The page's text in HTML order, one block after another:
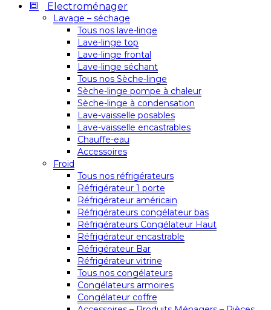
Electroménager
Lavage – séchage
Tous nos lave-linge
Lave-linge top
Lave-linge frontal
Lave-linge séchant
Tous nos Sèche-linge
Sèche-linge pompe à chaleur
Sèche-linge à condensation
Lave-vaisselle posables
Lave-vaisselle encastrables
Chauffe-eau
Accessoires
Froid
Tous nos réfrigérateurs
Réfrigérateur 1 porte
Réfrigérateur américain
Réfrigérateurs congélateur bas
Réfrigérateurs Congélateur Haut
Réfrigérateur encastrable
Réfrigérateur Bar
Réfrigérateur vitrine
Tous nos congélateurs
Congélateurs armoires
Congélateur coffre